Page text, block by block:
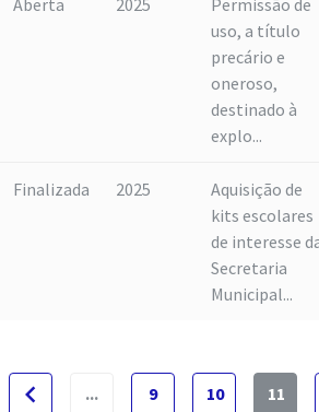
Aberta 2025
Permissão de
uso, a título
precário e
oneroso,
destinado à
explo...
Finalizada 2025
Aquisição de
kits escolares
de interesse
Secretaria
Municipal...
navigate_before ... 9 10 11